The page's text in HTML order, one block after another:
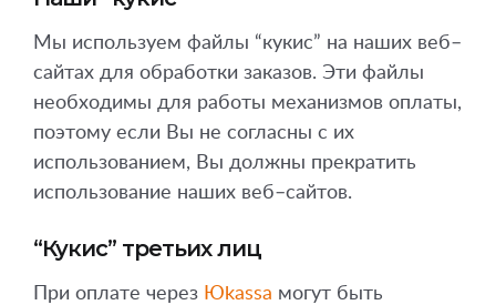
Мы используем файлы “кукис” на наших веб–
сайтах для обработки заказов. Эти файлы
необходимы для работы механизмов оплаты,
поэтому если Вы не согласны с их
использованием, Вы должны прекратить
использование наших веб–сайтов.
“Кукис” третьих лиц
При оплате через Юkassa могут быть